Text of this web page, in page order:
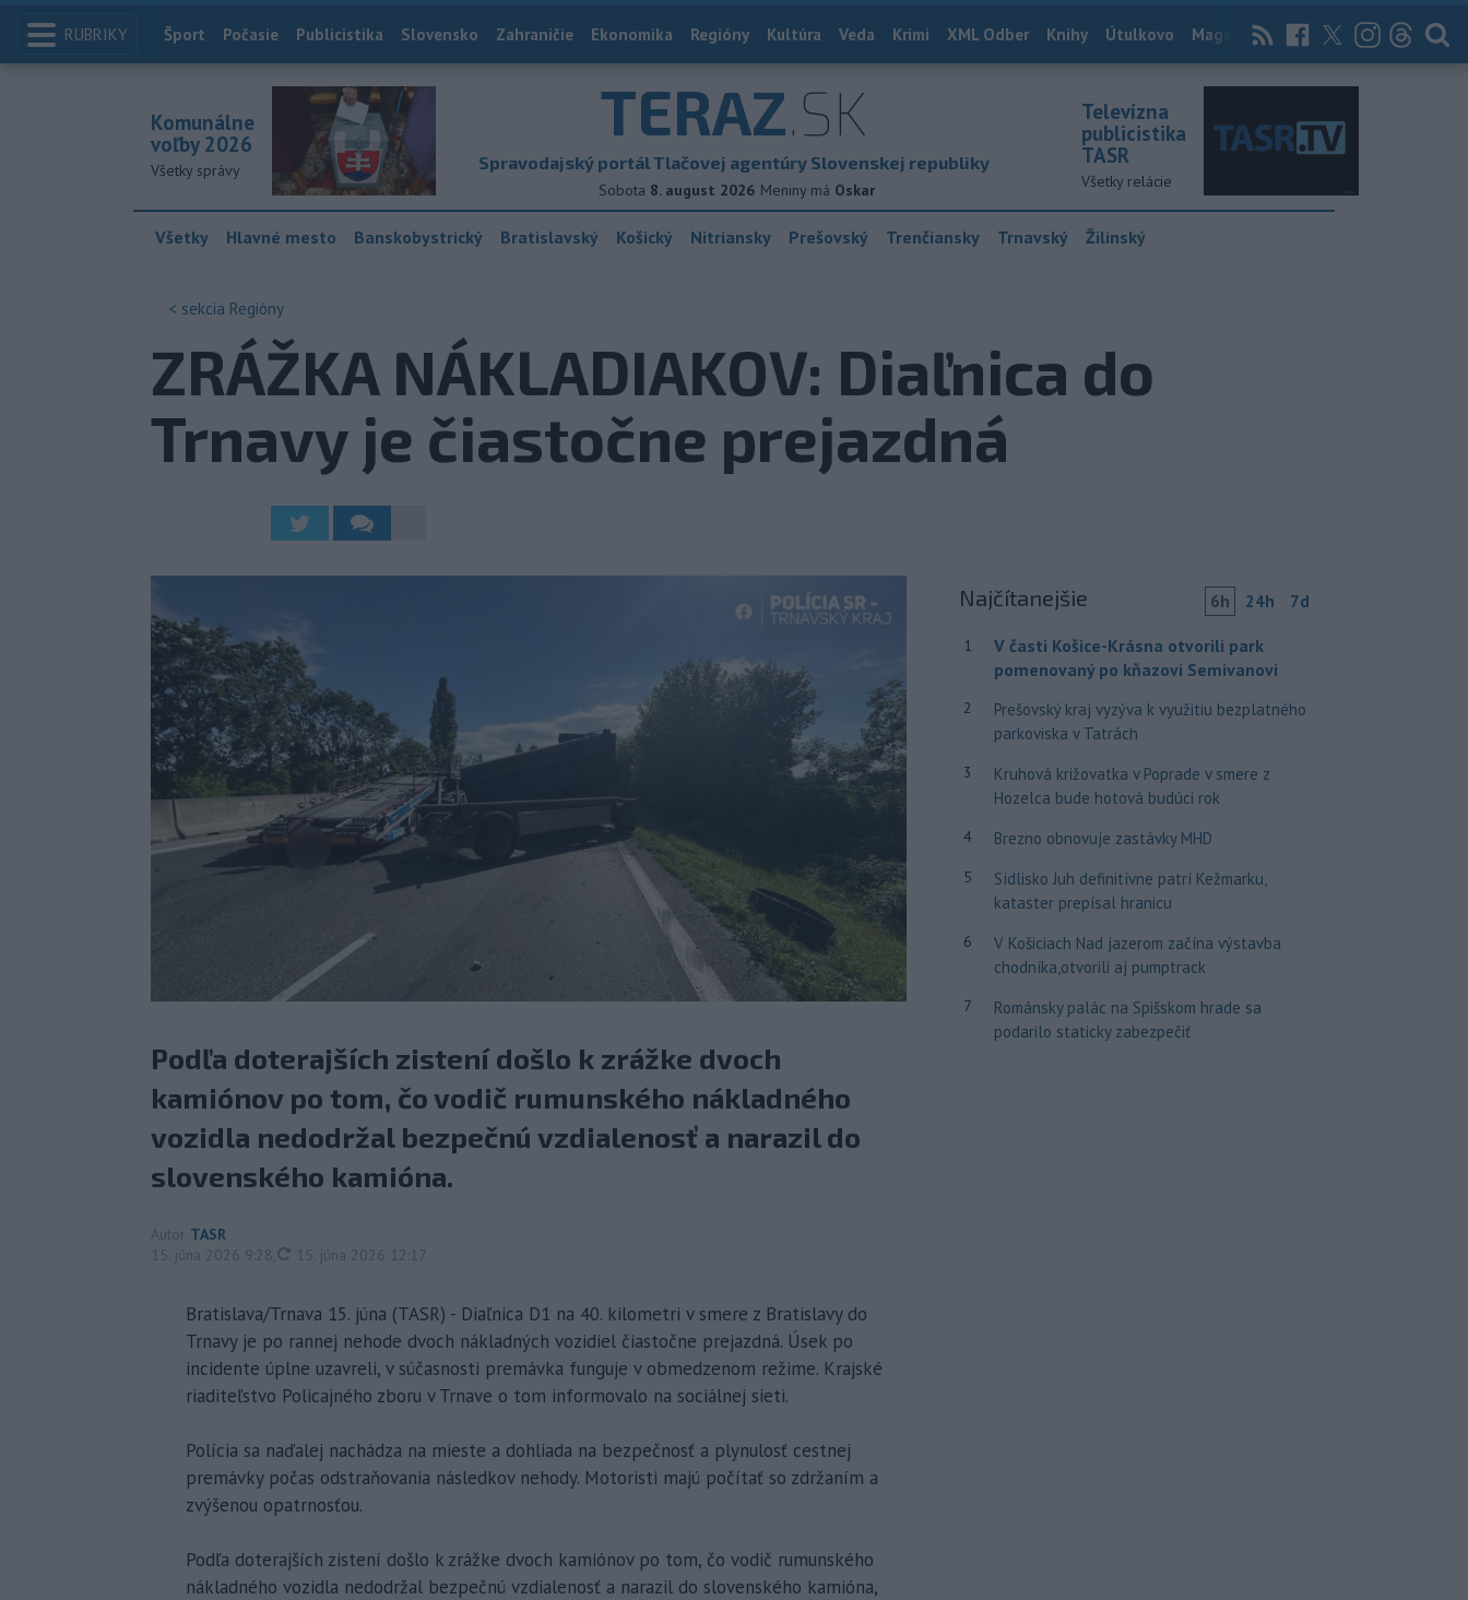
RUBRIKY Index
Šport Počasie Publicistika Slovensko Zahraničie Ekonomika Regióny Kultúra Veda Krimi XML Odber Knihy Útulkovo Magazín News Now Archív
TERAZ.SK
Spravodajský portál Tlačovej agentúry Slovenskej republiky
Sobota 8. august 2026 Meniny má Oskar
Komunálne
voľby 2026
Všetky správy
Televízna
publicistika
TASR
Všetky relácie
Všetky Hlavné mesto Banskobystrický Bratislavský Košický Nitriansky Prešovský Trenčiansky Trnavský Žilinský
< sekcia Regióny
ZRÁŽKA NÁKLADIAKOV: Diaľnica do
Trnavy je čiastočne prejazdná
Podľa doterajších zistení došlo k zrážke dvoch
kamiónov po tom, čo vodič rumunského nákladného
vozidla nedodržal bezpečnú vzdialenosť a narazil do
slovenského kamióna.
Autor TASR
15. júna 2026 9:28
aktualizované
15. júna 2026 12:17
Bratislava/Trnava 15. júna (TASR) - Diaľnica D1 na 40. kilometri v smere z Bratislavy do
Trnavy je po rannej nehode dvoch nákladných vozidiel čiastočne prejazdná. Úsek po
incidente úplne uzavreli, v súčasnosti premávka funguje v obmedzenom režime. Krajské
riaditeľstvo Policajného zboru v Trnave o tom informovalo na sociálnej sieti.
Polícia sa naďalej nachádza na mieste a dohliada na bezpečnosť a plynulosť cestnej
premávky počas odstraňovania následkov nehody. Motoristi majú počítať so zdržaním a
zvýšenou opatrnosťou.
Podľa doterajších zistení došlo k zrážke dvoch kamiónov po tom, čo vodič rumunského
nákladného vozidla nedodržal bezpečnú vzdialenosť a narazil do slovenského kamióna,
Najčítanejšie 6h 24h 7d
1
V časti Košice-Krásna otvorili park
pomenovaný po kňazovi Semivanovi
2
Prešovský kraj vyzýva k využitiu bezplatného
parkoviska v Tatrách
3
Kruhová križovatka v Poprade v smere z
Hozelca bude hotová budúci rok
4 Brezno obnovuje zastávky MHD
5
Sídlisko Juh definitívne patrí Kežmarku,
kataster prepísal hranicu
6
V Košiciach Nad jazerom začína výstavba
chodníka,otvorili aj pumptrack
7
Románsky palác na Spišskom hrade sa
podarilo staticky zabezpečiť